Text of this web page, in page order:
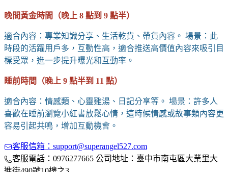
晚間黃金時間（晚上 8 點到 9 點半）
適合內容：專業知識分享、生活乾貨、帶貨內容。 場景：此
時段的活躍用戶多，互動性高，適合推送高價值內容來吸引目
標受眾，進一步提升曝光和互動率。
睡前時間（晚上 9 點半到 11 點）
適合內容：情感類、心靈雞湯、日記分享等。 場景：許多人
喜歡在睡前瀏覽小紅書放鬆心情，這時候情感或故事類內容更
容易引起共鳴，增加互動機會。
客服信箱：support@superangel527.com
客服電話：0976277665 公司地址：臺中市南屯區大業里大